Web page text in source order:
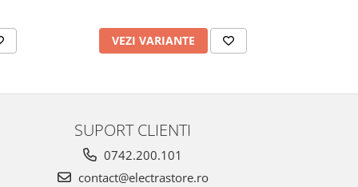
VEZI VARIANTE
SUPORT CLIENTI
0742.200.101
contact@electrastore.ro